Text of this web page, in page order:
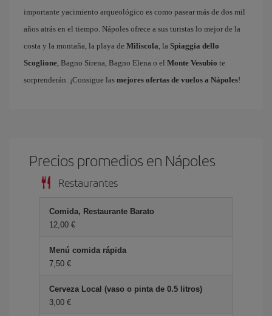
importante yacimiento arqueológico es como pasear más de dos mil
años atrás en el tiempo. Nápoles ofrece a sus turistas lo mejor de la
costa y la montaña, la playa de Miliscola, la Spiaggia dello
Scoglione, Bagno Sirena, Bagno Elena o el Monte Vesubio te
sorprenderán. ¡Consigue las mejores ofertas de vuelos a Nápoles!
Precios promedios en Nápoles
Restaurantes
Comida, Restaurante Barato
12,00 €
Menú comida rápida
7,50 €
Cerveza Local (vaso o pinta de 0.5 litros)
3,00 €